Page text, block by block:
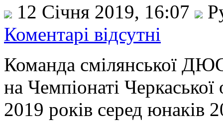
12 Січня 2019, 16:07
Коментарі відсутні
Команда смілянської
на Чемпіонаті
2019 років серед юнаків